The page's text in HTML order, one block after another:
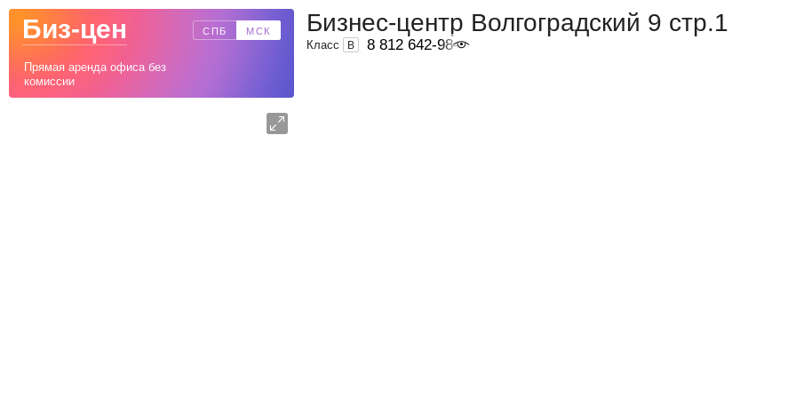
Биз-цен СПБ МСК
Прямая аренда офиса без
комиссии
Бизнес-центр Волгоградский 9 стр.1
Класс B 8 812 642-98-46